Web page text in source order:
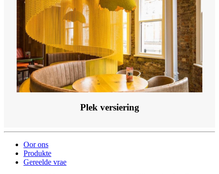
Plek versiering
Oor ons
Produkte
Gereelde vrae